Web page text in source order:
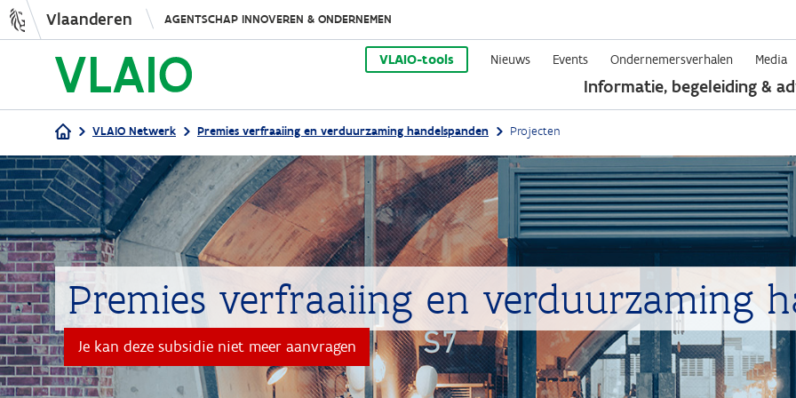
Overslaan
en
naar
de
gaan
Vlaanderen AGENTSCHAP INNOVEREN & ONDERNEMEN
VLAIO-tools Nieuws Events Ondernemersverhalen Media
Informatie, begeleiding &
Kruimelpad
VLAIO Netwerk Premies verfraaiing en verduurzaming handelspanden Projecten
Premies verfraaiing en verduurzaming
Je kan deze subsidie niet meer aanvragen